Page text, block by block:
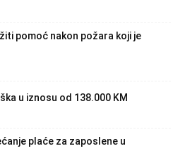
pomoć nakon požara koji je
u iznosu od 138.000 KM
plaće za zaposlene u